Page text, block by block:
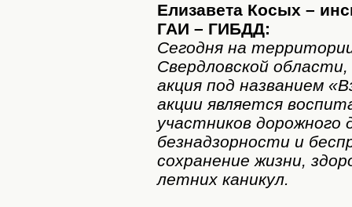
Елизавета Косых –
ГАИ – ГИБДД:
Сегодня на
Свердловской
акция под названием
акции является
участников дорожного
безнадзорности и
сохранение жизни,
летних каникул.